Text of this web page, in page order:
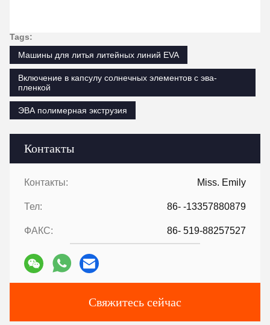
Контакты
Контакты: Miss. Emily
Тел: 86- -13357880879
ФАКС: 86- 519-88257527
Свяжитесь сейчас
Tags:
Машины для литья литейных линий EVA
Включение в капсулу солнечных элементов с эва-
пленкой
ЭВА полимерная экструзия